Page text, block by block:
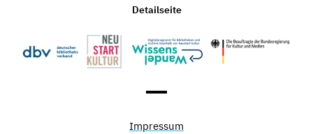
Detailseite
Impressum